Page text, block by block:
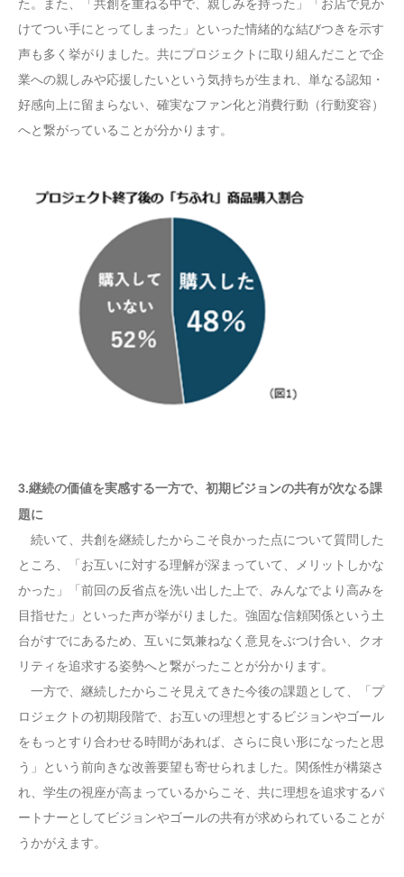
た。また、「共創を重ねる中で、親しみを持った」「お店で見か
けてつい手にとってしまった」といった情緒的な結びつきを示す
声も多く挙がりました。共にプロジェクトに取り組んだことで企
業への親しみや応援したいという気持ちが生まれ、単なる認知・
好感向上に留まらない、確実なファン化と消費行動（行動変容）
へと繋がっていることが分かります。
3.継続の価値を実感する一方で、初期ビジョンの共有が次なる課
題に
続いて、共創を継続したからこそ良かった点について質問した
ところ、「お互いに対する理解が深まっていて、メリットしかな
かった」「前回の反省点を洗い出した上で、みんなでより高みを
目指せた」といった声が挙がりました。強固な信頼関係という土
台がすでにあるため、互いに気兼ねなく意見をぶつけ合い、クオ
リティを追求する姿勢へと繋がったことが分かります。
一方で、継続したからこそ見えてきた今後の課題として、「プ
ロジェクトの初期段階で、お互いの理想とするビジョンやゴール
をもっとすり合わせる時間があれば、さらに良い形になったと思
う」という前向きな改善要望も寄せられました。関係性が構築さ
れ、学生の視座が高まっているからこそ、共に理想を追求するパ
ートナーとしてビジョンやゴールの共有が求められていることが
うかがえます。